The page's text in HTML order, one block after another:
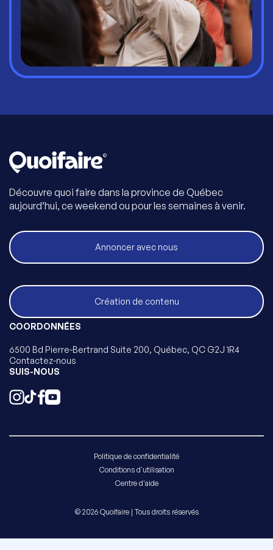
Découvre quoi faire dans la province de Québec
aujourd’hui, ce weekend ou pour les semaines à venir.
Annoncer avec nous
Création de contenu
COORDONNÉES
6500 Bd Pierre-Bertrand Suite 200, Québec, QC G2J 1R4
Contactez-nous
SUIS-NOUS
Politique de confidentialité
Conditions d'utilisation
Centre d'aide
© 2026 Quoifaire | Tous droits réservés